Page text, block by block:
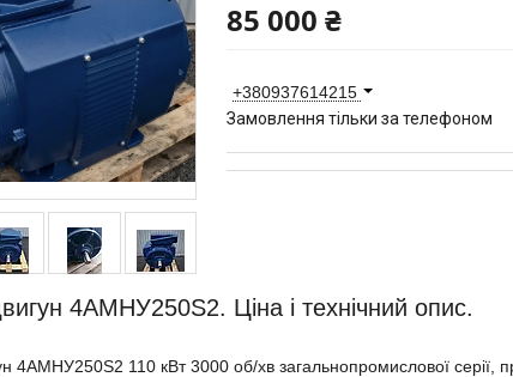
85 000 ₴
+380937614215
Замовлення тільки за телефоном
4АМНУ250Ѕ2. Ціна і технічний опис.
4АМНУ250Ѕ2 110 кВт 3000 об/хв загальнопромислової серії,